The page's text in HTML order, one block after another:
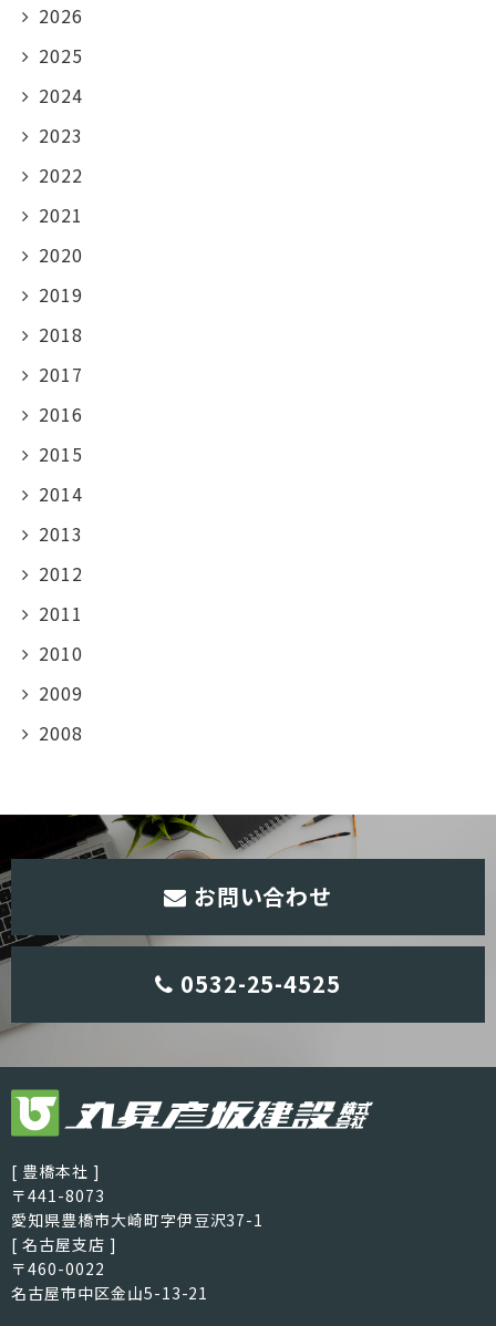
2026
2025
2024
2023
2022
2021
2020
2019
2018
2017
2016
2015
2014
2013
2012
2011
2010
2009
2008
お問い合わせ
0532-25-4525
[ 豊橋本社 ]
〒441-8073
愛知県豊橋市大崎町字伊豆沢37-1
[ 名古屋支店 ]
〒460-0022
名古屋市中区金山5-13-21